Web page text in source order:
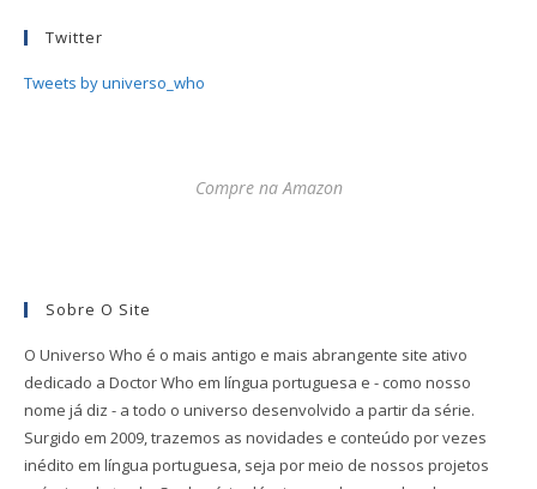
Twitter
Tweets by universo_who
Compre na Amazon
Sobre O Site
O Universo Who é o mais antigo e mais abrangente site ativo
dedicado a Doctor Who em língua portuguesa e - como nosso
nome já diz - a todo o universo desenvolvido a partir da série.
Surgido em 2009, trazemos as novidades e conteúdo por vezes
inédito em língua portuguesa, seja por meio de nossos projetos